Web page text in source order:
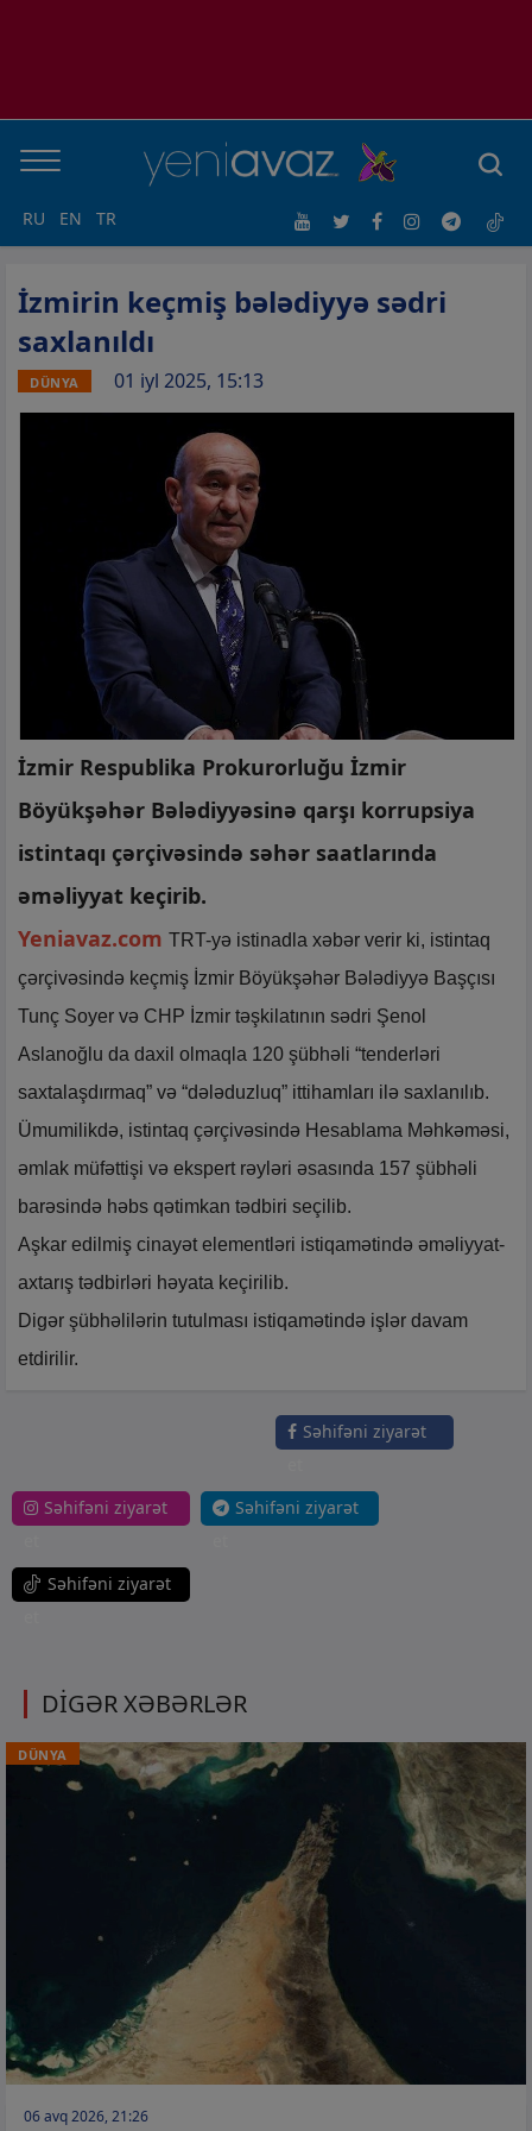
RU EN TR
İzmirin keçmiş bələdiyyə sədri
saxlanıldı
DÜNYA 01 iyl 2025, 15:13
İzmir Respublika Prokurorluğu İzmir
Böyükşəhər Bələdiyyəsinə qarşı korrupsiya
istintaqı çərçivəsində səhər saatlarında
əməliyyat keçirib.
Yeniavaz.com TRT-yə istinadla xəbər verir ki, istintaq
çərçivəsində keçmiş İzmir Böyükşəhər Bələdiyyə Başçısı
Tunç Soyer və CHP İzmir təşkilatının sədri Şenol
Aslanoğlu da daxil olmaqla 120 şübhəli “tenderləri
saxtalaşdırmaq” və “dələduzluq” ittihamları ilə saxlanılıb.
Ümumilikdə, istintaq çərçivəsində Hesablama Məhkəməsi,
əmlak müfəttişi və ekspert rəyləri əsasında 157 şübhəli
barəsində həbs qətimkan tədbiri seçilib.
Aşkar edilmiş cinayət elementləri istiqamətində əməliyyat-
axtarış tədbirləri həyata keçirilib.
Digər şübhəlilərin tutulması istiqamətində işlər davam
etdirilir.
Səhifəni ziyarət
Səhifəni ziyarət
Səhifəni ziyarət
Səhifəni ziyarət
DİGƏR XƏBƏRLƏR
DÜNYA
06 avq 2026, 21:26